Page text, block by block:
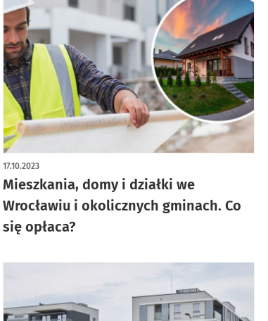
Mieszkania, domy i działki we
Wrocławiu i okolicznych gminach. Co
się opłaca?
17.10.2023
artykuł z galerią zdjęć